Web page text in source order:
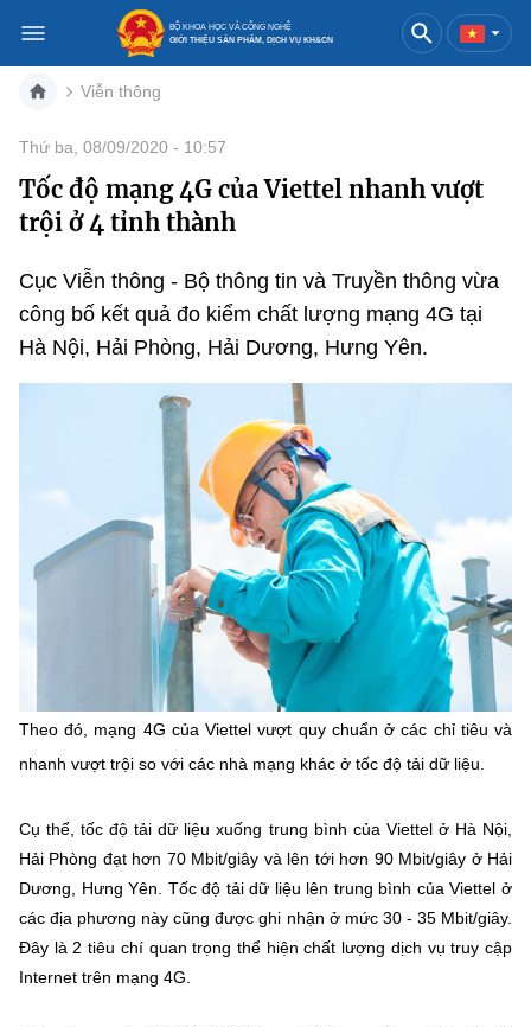
BỘ KHOA HỌC VÀ CÔNG NGHỆ
GIỚI THIỆU SẢN PHẨM, DỊCH VỤ KH&CN
Danh mục
Trang chủ
Khoa học và công nghệ
Sản phẩm
Báo điện tử
Phát hành
Đổi mới sáng tạo
Dịch vụ
Bưu chính
Chuyển phát nhanh
Sản phẩm
Dịch vụ
Tần số vô tuyến điện
Giải pháp
Công nghệ thông tin, Điện tử
Sản phẩm
Phần mềm
Nội dung số
Chữ ký số
Giải pháp
Lĩnh vực khác
Bảng điện tử
Việt Nam English
Hệ thống nội bộ
Điều khoản sử dụng
Viễn thông
Thứ ba, 08/09/2020 - 10:57
Tốc độ mạng 4G của Viettel nhanh vượt
trội ở 4 tỉnh thành
Cục Viễn thông - Bộ thông tin và Truyền thông vừa
công bố kết quả đo kiểm chất lượng mạng 4G tại
Hà Nội, Hải Phòng, Hải Dương, Hưng Yên.
Theo đó, mạng 4G của Viettel vượt quy chuẩn ở các chỉ tiêu và
nhanh vượt trội so với các nhà mạng khác ở tốc độ tải dữ liệu.
Cụ thể, tốc độ tải dữ liệu xuống trung bình của Viettel ở Hà Nội,
Hải Phòng đạt hơn 70 Mbit/giây và lên tới hơn 90 Mbit/giây ở Hải
Dương, Hưng Yên. Tốc độ tải dữ liệu lên trung bình của Viettel ở
các địa phương này cũng được ghi nhận ở mức 30 - 35 Mbit/giây.
Đây là 2 tiêu chí quan trọng thể hiện chất lượng dịch vụ truy cập
Internet trên mạng 4G.